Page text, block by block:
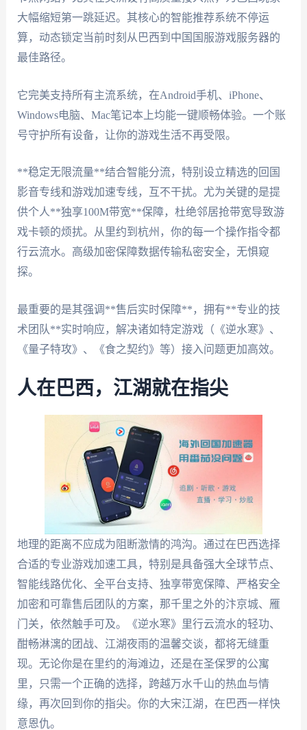
大幅缩短第一跳延迟。其核心的智能推荐系统不停运
算，动态锁定当前时刻从巴西到中国国服游戏服务器的
最佳路径。
它完美支持所有主流系统，在Android手机、iPhone、
Windows电脑、Mac笔记本上均能一键顺畅体验。一个账
号守护所有设备，让你的游戏生活不再受限。
**稳定无限流量**结合智能分流，特别设立精选的回国
影音专线和游戏加速专线，互不干扰。尤为关键的是提
供个人**独享100M带宽**保障，杜绝邻居抢带宽导致游
戏卡顿的烦扰。从里约到杭州，你的每一个操作指令都
行云流水。高级加密保障数据传输私密安全，无惧窥
探。
最重要的是其强调**售后实时保障**，拥有**专业的技
术团队**实时响应，解决诸如特定游戏（《逆水寒》、
《量子特攻》、《食之契约》等）接入问题更加高效。
人在巴西，江湖就在指尖
地理的距离不应成为阻断激情的鸿沟。通过在巴西选择
合适的专业游戏加速工具，特别是具备强大全球节点、
智能线路优化、全平台支持、独享带宽保障、严格安全
加密和可靠售后团队的方案，那千里之外的汴京城、雁
门关，依然触手可及。《逆水寒》里行云流水的轻功、
酣畅淋漓的团战、江湖夜雨的温馨交谈，都将无缝重
现。无论你是在里约的海滩边，还是在圣保罗的公寓
里，只需一个正确的选择，跨越万水千山的热血与情
缘，再次回到你的指尖。你的大宋江湖，在巴西一样快
意恩仇。